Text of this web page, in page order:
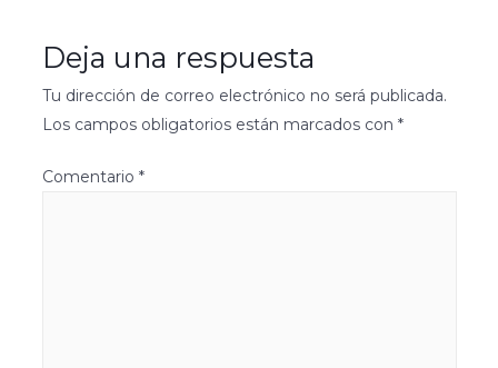
Deja una respuesta
Tu dirección de correo electrónico no será publicada.
Los campos obligatorios están marcados con *
Comentario *